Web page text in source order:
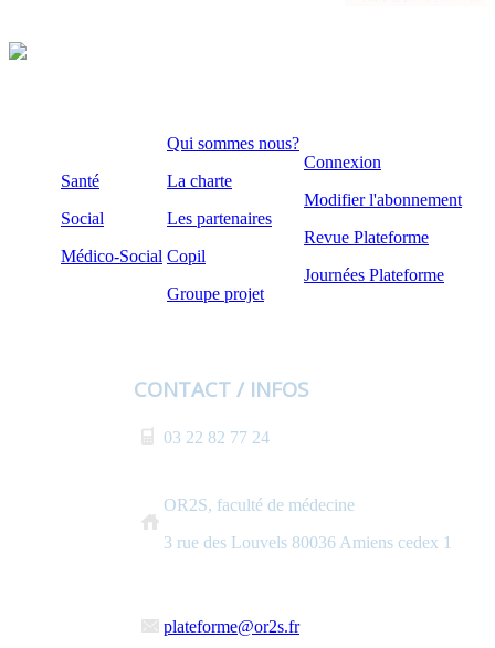
Santé
Social
Médico-Social
Qui sommes nous?
La charte
Les partenaires
Copil
Groupe projet
Connexion
Modifier l'abonnement
Revue Plateforme
Journées Plateforme
CONTACT / INFOS
03 22 82 77 24
OR2S, faculté de médecine
3 rue des Louvels 80036 Amiens cedex 1
plateforme@or2s.fr